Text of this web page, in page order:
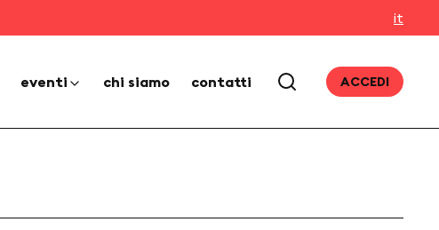
it
eventi chi siamo contatti ACCEDI